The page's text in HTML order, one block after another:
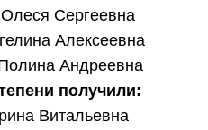
Сергеевна
Алексеевна
Андреевна
получили:
Витальевна